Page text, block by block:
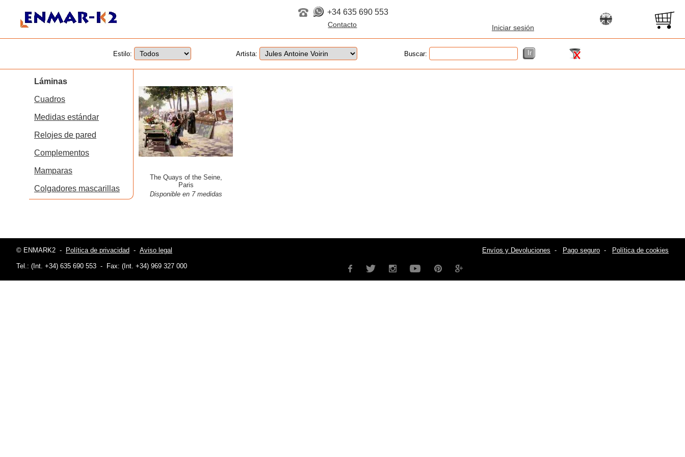
+34 635 690 553
Iniciar sesión
Estilo: Artista: Buscar:
Láminas
Cuadros
Medidas estándar
Relojes de pared
Complementos
Mamparas
Colgadores mascarillas
The Quays of the Seine,
Paris
Disponible en 7 medidas
© ENMARK2 - Política de privacidad - Aviso legal
Tel.: (Int. +34) 635 690 553 - Fax: (Int. +34) 969 327 000
Envíos y Devoluciones - Pago seguro - Política de cookies